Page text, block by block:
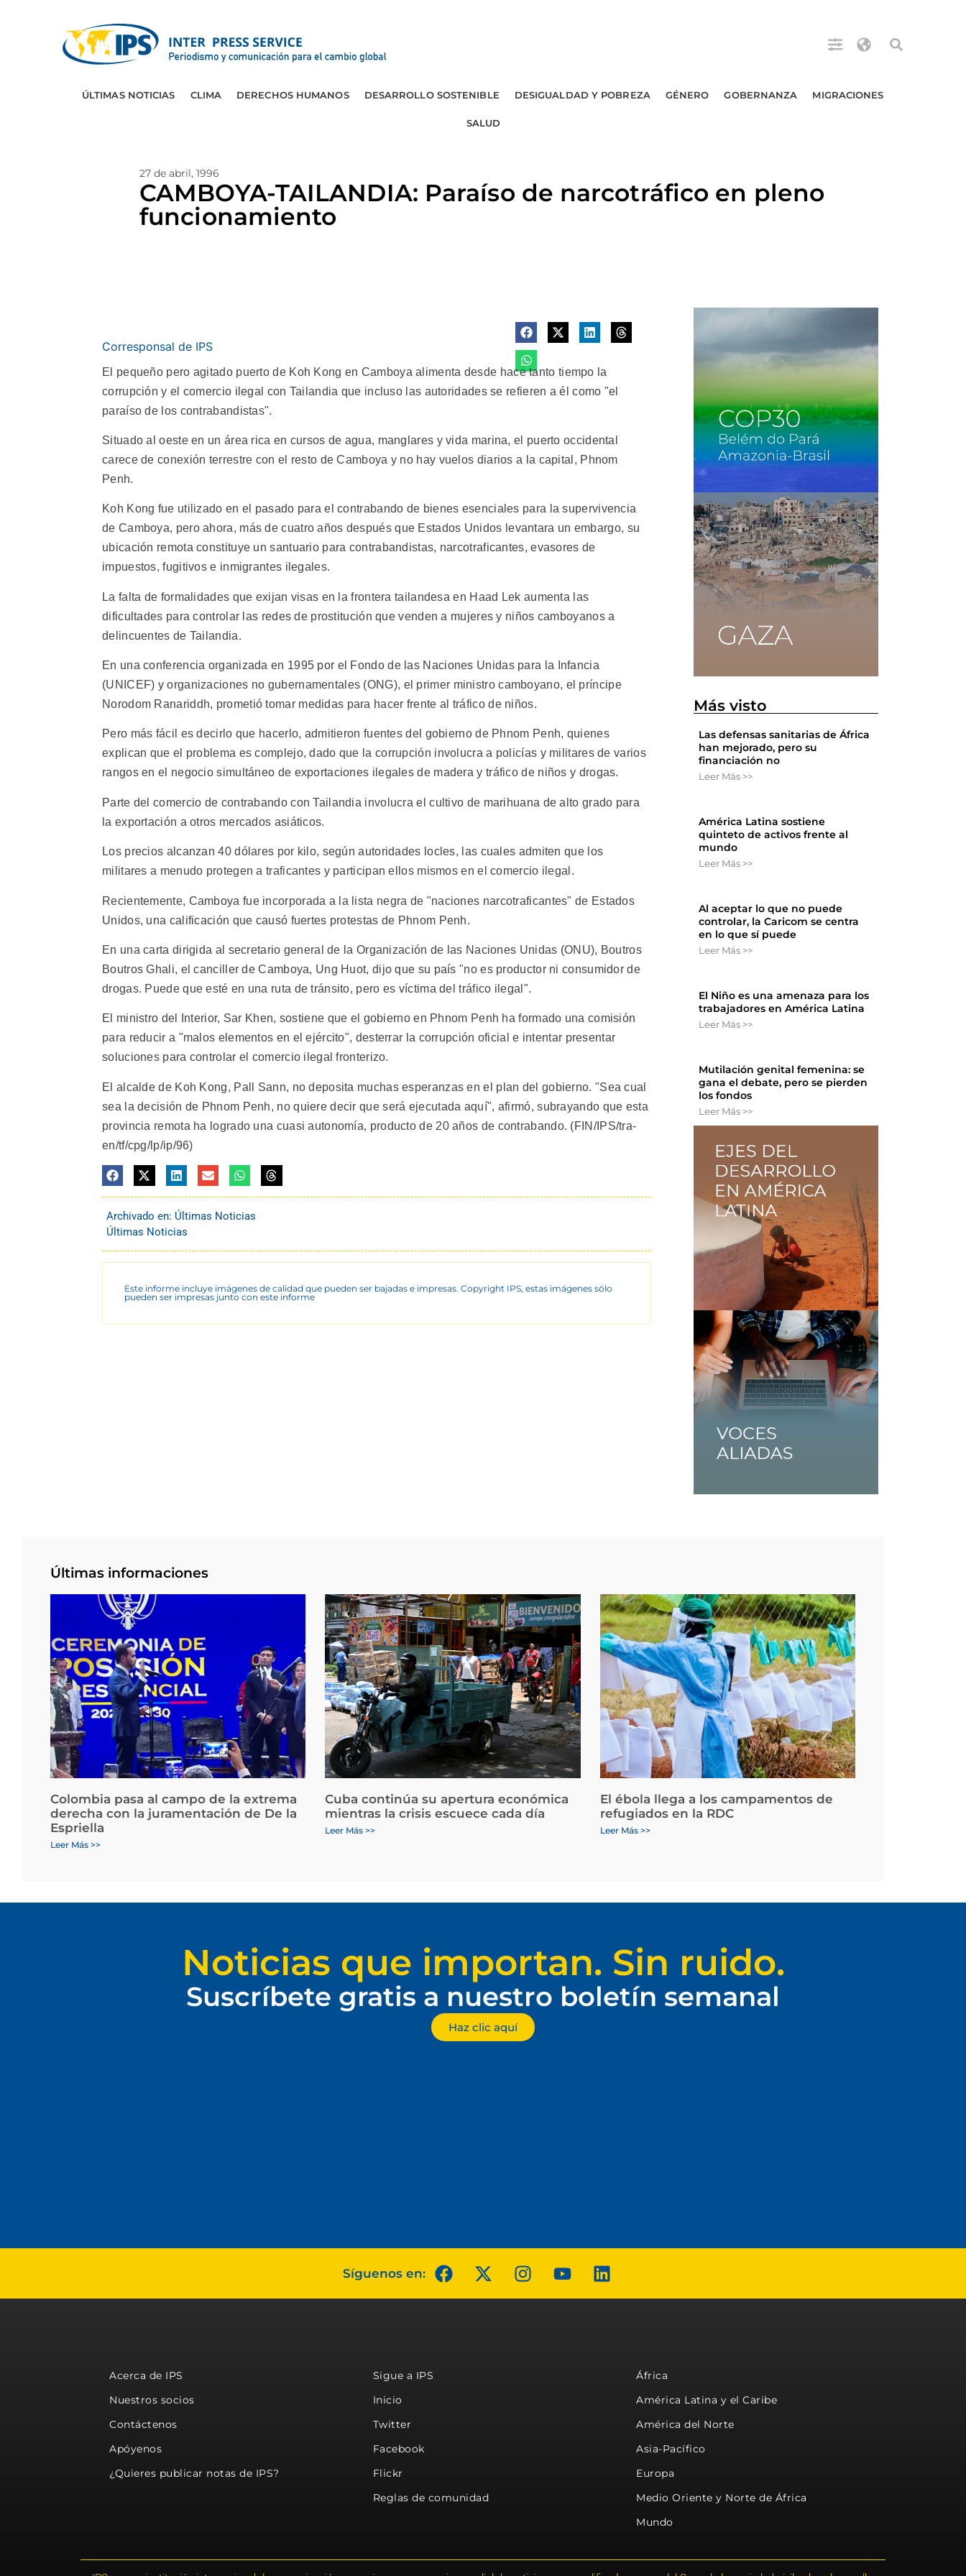
ÚLTIMAS NOTICIAS CLIMA DERECHOS HUMANOS DESARROLLO SOSTENIBLE DESIGUALDAD Y POBREZA GÉNERO GOBERNANZA MIGRACIONES
SALUD
27 de abril, 1996
CAMBOYA-TAILANDIA: Paraíso de narcotráfico en pleno
funcionamiento
Corresponsal de IPS
El pequeño pero agitado puerto de Koh Kong en Camboya alimenta desde hace tanto tiempo la
corrupción y el comercio ilegal con Tailandia que incluso las autoridades se refieren a él como "el
paraíso de los contrabandistas".
Situado al oeste en un área rica en cursos de agua, manglares y vida marina, el puerto occidental
carece de conexión terrestre con el resto de Camboya y no hay vuelos diarios a la capital, Phnom
Penh.
Koh Kong fue utilizado en el pasado para el contrabando de bienes esenciales para la supervivencia
de Camboya, pero ahora, más de cuatro años después que Estados Unidos levantara un embargo, su
ubicación remota constituye un santuario para contrabandistas, narcotraficantes, evasores de
impuestos, fugitivos e inmigrantes ilegales.
La falta de formalidades que exijan visas en la frontera tailandesa en Haad Lek aumenta las
dificultades para controlar las redes de prostitución que venden a mujeres y niños camboyanos a
delincuentes de Tailandia.
En una conferencia organizada en 1995 por el Fondo de las Naciones Unidas para la Infancia
(UNICEF) y organizaciones no gubernamentales (ONG), el primer ministro camboyano, el príncipe
Norodom Ranariddh, prometió tomar medidas para hacer frente al tráfico de niños.
Pero más fácil es decirlo que hacerlo, admitieron fuentes del gobierno de Phnom Penh, quienes
explican que el problema es complejo, dado que la corrupción involucra a policías y militares de varios
rangos en el negocio simultáneo de exportaciones ilegales de madera y tráfico de niños y drogas.
Parte del comercio de contrabando con Tailandia involucra el cultivo de marihuana de alto grado para
la exportación a otros mercados asiáticos.
Los precios alcanzan 40 dólares por kilo, según autoridades locles, las cuales admiten que los
militares a menudo protegen a traficantes y participan ellos mismos en el comercio ilegal.
Recientemente, Camboya fue incorporada a la lista negra de "naciones narcotraficantes" de Estados
Unidos, una calificación que causó fuertes protestas de Phnom Penh.
En una carta dirigida al secretario general de la Organización de las Naciones Unidas (ONU), Boutros
Boutros Ghali, el canciller de Camboya, Ung Huot, dijo que su país "no es productor ni consumidor de
drogas. Puede que esté en una ruta de tránsito, pero es víctima del tráfico ilegal".
El ministro del Interior, Sar Khen, sostiene que el gobierno en Phnom Penh ha formado una comisión
para reducir a "malos elementos en el ejército", desterrar la corrupción oficial e intentar presentar
soluciones para controlar el comercio ilegal fronterizo.
El alcalde de Koh Kong, Pall Sann, no deposita muchas esperanzas en el plan del gobierno. "Sea cual
sea la decisión de Phnom Penh, no quiere decir que será ejecutada aquí", afirmó, subrayando que esta
provincia remota ha logrado una cuasi autonomía, producto de 20 años de contrabando. (FIN/IPS/tra-
en/tf/cpg/lp/ip/96)
Archivado en: Últimas Noticias
Últimas Noticias
Este informe incluye imágenes de calidad que pueden ser bajadas e impresas. Copyright IPS, estas imágenes sólo
pueden ser impresas junto con este informe
Más visto
Las defensas sanitarias de África
han mejorado, pero su
financiación no
Leer Más >>
América Latina sostiene
quinteto de activos frente al
mundo
Leer Más >>
Al aceptar lo que no puede
controlar, la Caricom se centra
en lo que sí puede
Leer Más >>
El Niño es una amenaza para los
trabajadores en América Latina
Leer Más >>
Mutilación genital femenina: se
gana el debate, pero se pierden
los fondos
Leer Más >>
Últimas informaciones
Colombia pasa al campo de la extrema
derecha con la juramentación de De la
Espriella
Leer Más >>
Cuba continúa su apertura económica
mientras la crisis escuece cada día
Leer Más >>
El ébola llega a los campamentos de
refugiados en la RDC
Leer Más >>
Noticias que importan. Sin ruido.
Suscríbete gratis a nuestro boletín semanal
Haz clic aquí
Síguenos en:
Acerca de IPS
Nuestros socios
Contáctenos
Apóyenos
¿Quieres publicar notas de IPS?
Sigue a IPS
Inicio
Twitter
Facebook
Flickr
Reglas de comunidad
África
América Latina y el Caribe
América del Norte
Asia-Pacífico
Europa
Medio Oriente y Norte de África
Mundo